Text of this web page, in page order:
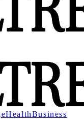
HealthBusiness